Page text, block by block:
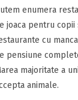
enumera
joaca pentru copii
cu
pensiune
majoritate a
animale.